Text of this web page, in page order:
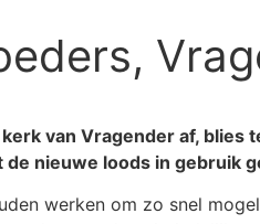
van Vragender af,
nieuwe loods in gebruik
werken om zo snel